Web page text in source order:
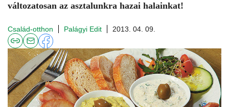
változatosan az asztalunkra hazai halainkat!
Család-otthon Palágyi Edit 2013. 04. 09.